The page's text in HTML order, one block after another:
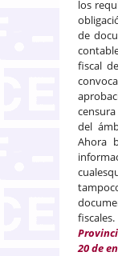
los
de
fiscal
del
Ahora
fiscales.
20 de